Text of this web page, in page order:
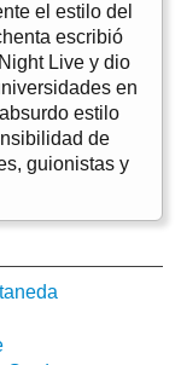
el estilo del
escribió
Live y dio
en
estilo
de
guionistas y